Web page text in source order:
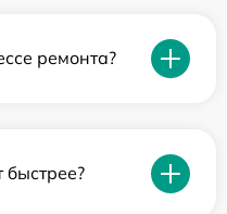
ремонта?